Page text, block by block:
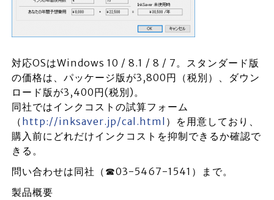
対応OSはWindows 10 / 8.1 / 8 / 7。スタンダード版
の価格は、パッケージ版が3,800円（税別）、ダウン
ロード版が3,400円(税別)。
同社ではインクコストの試算フォーム
（ http://inksaver.jp/cal.html ）を用意しており、
購入前にどれだけインクコストを抑制できるか確認で
きる。
問い合わせは同社（☎03-5467-1541）まで。
製品概要